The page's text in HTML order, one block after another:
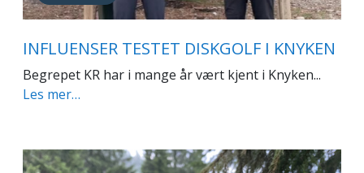
INFLUENSER TESTET DISKGOLF I KNYKEN
Begrepet KR har i mange år vært kjent i Knyken...
Les mer…